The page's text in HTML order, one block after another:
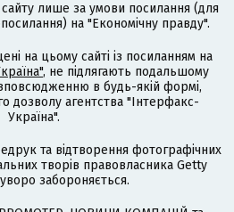
сайту лише за умови посилання (для
на "Економічну правду".
на цьому сайті із посиланням на
, не підлягають подальшому
в будь-якій формі,
дозволу агентства "Інтерфакс-
Україна".
та відтворення фотографічних
творів правовласника Getty
забороняється.